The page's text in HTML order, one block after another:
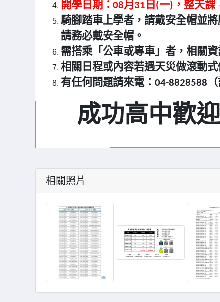
開學日期：08月31日(一)，整天課
騎腳踏車上學者，請戴安全帽並
請務必戴安全帽。
需搭乘「公車或專車」者，相關
相關日程或內容若遇天災做滾動
有任何問題請來電：04-8828588
成功高中歡
相關照片